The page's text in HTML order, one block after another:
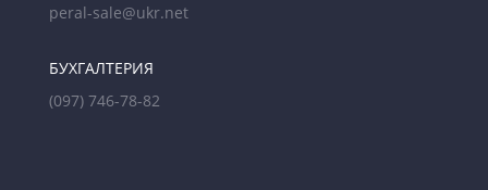
peral-sale@ukr.net
БУХГАЛТЕРИЯ
(097) 746-78-82